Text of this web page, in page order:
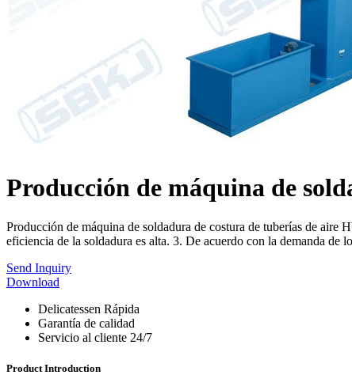
Producción de máquina de
Producción de máquina de soldadura de costura de tuberías de
eficiencia de la soldadura es alta. 3. De acuerdo con la demanda
Send Inquiry
Download
Delicatessen Rápida
Garantía de calidad
Servicio al cliente 24/7
Product Introduction